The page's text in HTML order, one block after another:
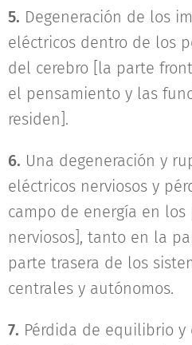
5. Degeneración de los
eléctricos dentro de los
del cerebro [la parte
el pensamiento y las
residen].
6. Una degeneración y
eléctricos nerviosos y
campo de energía en los
nerviosos], tanto en la
parte trasera de los
centrales y autónomos.
7. Pérdida de equilibrio